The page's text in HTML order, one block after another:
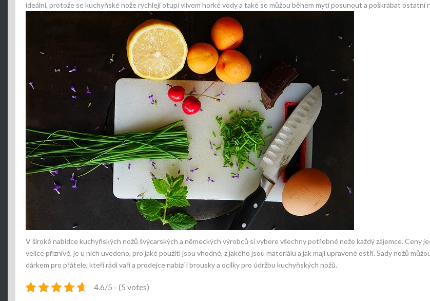
ideální, protože se kuchyňské nože rychleji otupí vlivem horké vody a také se můžou během mytí posunout a poškrábat ostatní
V široké nabídce kuchyňských nožů švýcarských a německých výrobců si vybere všechny potřebné nože každý zájemce. Ceny
velice příznivé, je u nich uvedeno, pro jaké použití jsou vhodné, z jakého jsou materiálu a jak mají upravené ostří. Sady nožů
dárkem pro přátele, kteří rádi vaří a prodejce nabízí i brousky a ocílky pro údržbu kuchyňských nožů.
4.6/5 - (5 votes)